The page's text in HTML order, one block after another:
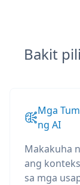
Bakit
Mga
ng AI
Makakuha
ang
sa mga